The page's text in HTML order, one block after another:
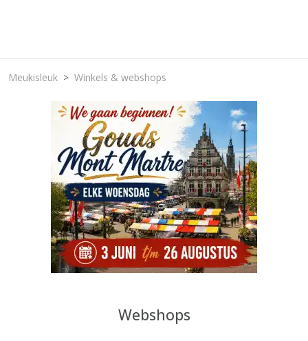
Meukisleuk Winkels & webshops
Webshops